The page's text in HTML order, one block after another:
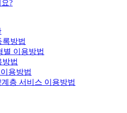
?
록방법
별 이용방법
방법
용방법
층 서비스 이용방법